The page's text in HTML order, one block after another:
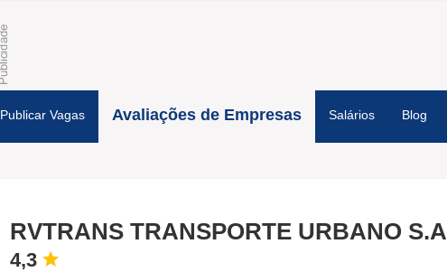
Publicar Vagas Avaliações de Empresas Salários Blog
RVTRANS TRANSPORTE URBANO S.A
4,3